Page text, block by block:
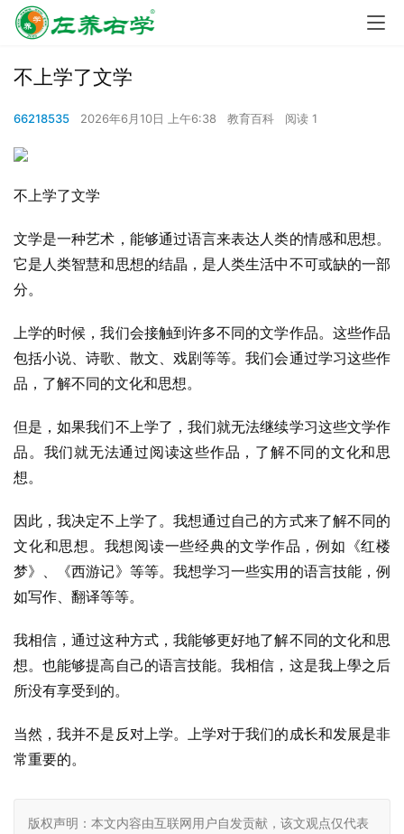
不上学了文学
66218535 2026年6月10日 上午6:38 教育百科 阅读 1
不上学了文学
文学是一种艺术，能够通过语言来表达人类的情感和思想。
它是人类智慧和思想的结晶，是人类生活中不可或缺的一部
分。
上学的时候，我们会接触到许多不同的文学作品。这些作品
包括小说、诗歌、散文、戏剧等等。我们会通过学习这些作
品，了解不同的文化和思想。
但是，如果我们不上学了，我们就无法继续学习这些文学作
品。我们就无法通过阅读这些作品，了解不同的文化和思
想。
因此，我决定不上学了。我想通过自己的方式来了解不同的
文化和思想。我想阅读一些经典的文学作品，例如《红楼
梦》、《西游记》等等。我想学习一些实用的语言技能，例
如写作、翻译等等。
我相信，通过这种方式，我能够更好地了解不同的文化和思
想。也能够提高自己的语言技能。我相信，这是我上學之后
所没有享受到的。
当然，我并不是反对上学。上学对于我们的成长和发展是非
常重要的。
版权声明：本文内容由互联网用户自发贡献，该文观点仅代表